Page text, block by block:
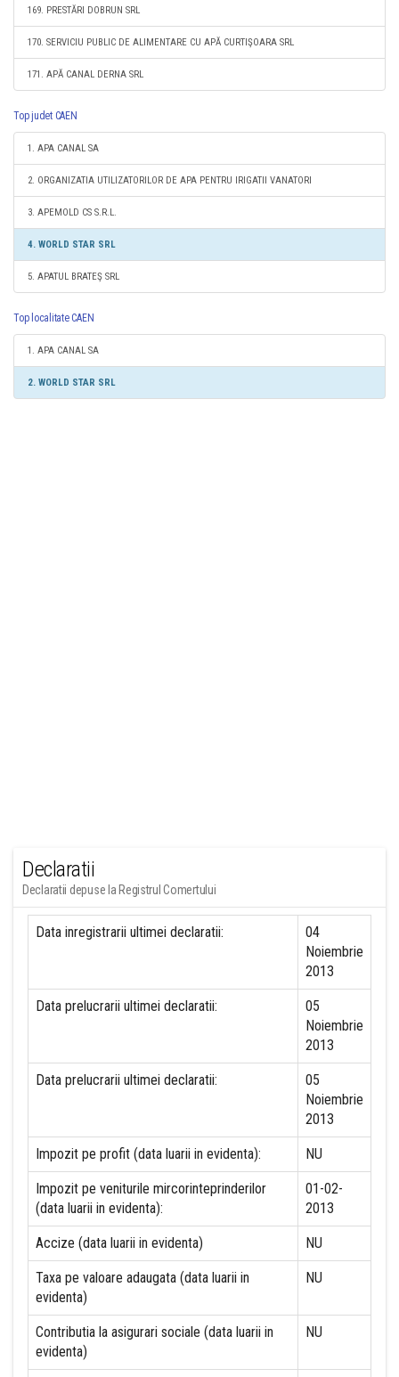
169. PRESTĂRI DOBRUN SRL
170. SERVICIU PUBLIC DE ALIMENTARE CU APĂ CURTIŞOARA SRL
171. APĂ CANAL DERNA SRL
Top judet CAEN
1. APA CANAL SA
2. ORGANIZATIA UTILIZATORILOR DE APA PENTRU IRIGATII VANATORI
3. APEMOLD CS S.R.L.
4. WORLD STAR SRL
5. APATUL BRATEŞ SRL
Top localitate CAEN
1. APA CANAL SA
2. WORLD STAR SRL
Declaratii
Declaratii depuse la Registrul Comertului
Data inregistrarii ultimei declaratii:
04
Noiembrie
2013
Data prelucrarii ultimei declaratii:
05
Noiembrie
2013
Data prelucrarii ultimei declaratii:
05
Noiembrie
2013
Impozit pe profit (data luarii in evidenta): NU
Impozit pe veniturile mircorinteprinderilor
(data luarii in evidenta):
01-02-
2013
Accize (data luarii in evidenta) NU
Taxa pe valoare adaugata (data luarii in
evidenta)
NU
Contributia la asigurari sociale (data luarii in
evidenta)
NU